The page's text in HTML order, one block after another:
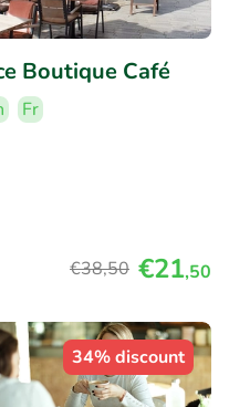
Boutique Café
Fr
€38,50 €21,50
34% discount